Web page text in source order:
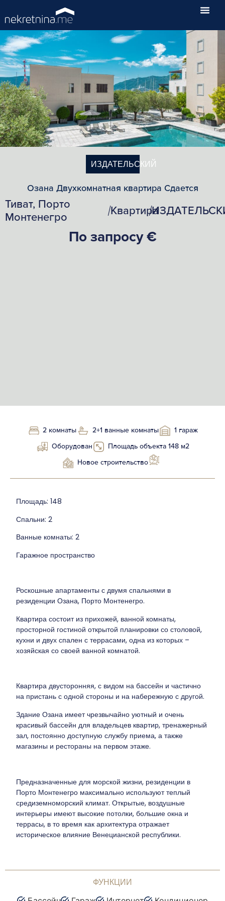
ИЗДАТЕЛЬСКИЙ
Озана Двухкомнатная квартира Сдается
Тиват, Порто
Монтенегро
/Квартира
/
По запросу €
2 комнаты 2+1 ванные комнаты
1 гараж
Оборудован
Площадь объекта 148 м2
Новое строительство
Площадь: 148
Спальни: 2
Ванные комнаты: 2
Гаражное пространство
Роскошные апартаменты с двумя спальнями в
резиденции Озана, Порто Монтенегро.
Квартира состоит из прихожей, ванной комнаты,
просторной гостиной открытой планировки со столовой,
кухни и двух спален с террасами, одна из которых –
хозяйская со своей ванной комнатой.
Квартира двусторонняя, с видом на бассейн и частично
на пристань с одной стороны и на набережную с другой.
Здание Озана имеет чрезвычайно уютный и очень
красивый бассейн для владельцев квартир, тренажерный
зал, постоянно доступную службу приема, а также
магазины и рестораны на первом этаже.
Предназначенные для морской жизни, резиденции в
Порто Монтенегро максимально используют теплый
средиземноморский климат. Открытые, воздушные
интерьеры имеют высокие потолки, большие окна и
террасы, в то время как архитектура отражает
историческое влияние Венецианской республики.
ФУНКЦИИ